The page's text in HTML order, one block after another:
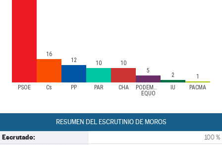
PSOE Cs PP PAR CHA
PODEMOS-
EQUO
IU PACMA
16
12
10
10
5
2 1
RESUMEN DEL ESCRUTINIO DE MOROS
Escrutado: 100 %